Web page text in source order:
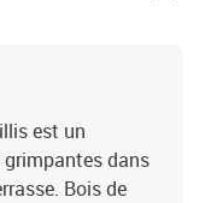
est un
dans
Bois de